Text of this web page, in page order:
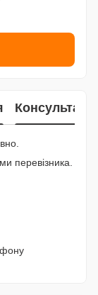
Консультація
перевізника.